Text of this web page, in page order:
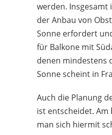
werden. Insgesamt
der Anbau von
Sonne erfordert
für Balkone mit
denen mindestens
Sonne scheint in
Auch die Planung
ist entscheidet.
man sich hiermit